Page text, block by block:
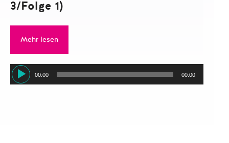
3/Folge 1)
Mehr lesen
Audio-
Player
00:00 00:00